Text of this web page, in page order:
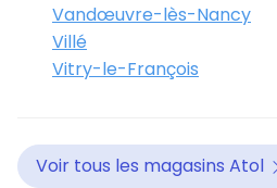
Vandœuvre-lès-Nancy
Villé
Vitry-le-François
Voir tous les magasins Atol